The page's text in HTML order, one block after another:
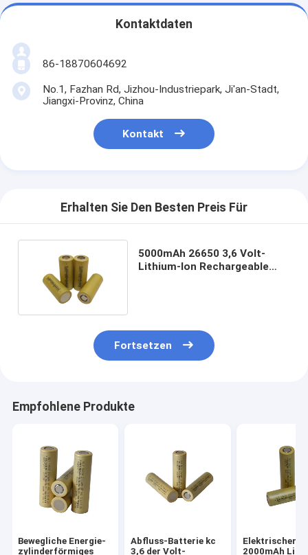
Kontaktdaten
86-18870604692
No.1, Fazhan Rd, Jizhou-Industriepark, Ji'an-Stadt,
Jiangxi-Provinz, China
Kontakt
Erhalten Sie Den Besten Preis Für
5000mAh 26650 3,6 Volt-
Lithium-Ion Rechargeable
Fortsetzen
Empfohlene Produkte
Bewegliche Energie-
zylinderförmiges
Abfluss-Batterie kc
3,6 der Volt-
Elektrischer
2000mAh Li